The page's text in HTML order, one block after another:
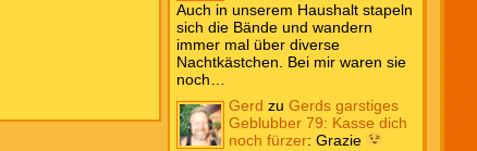
Auch in unserem Haushalt stapeln
sich die Bände und wandern
immer mal über diverse
Nachtkästchen. Bei mir waren sie
noch…
Gerd zuGerds garstiges
Geblubber 79: Kasse dich
noch fürzer:Grazie